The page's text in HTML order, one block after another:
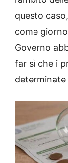
questo
come
Governo
far sì che i
determinate